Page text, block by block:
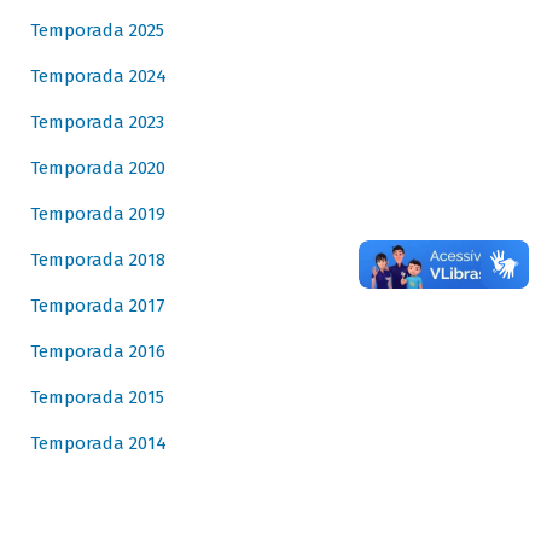
Temporada 2025
Temporada 2024
Temporada 2023
Temporada 2020
Temporada 2019
Temporada 2018
Temporada 2017
Temporada 2016
Temporada 2015
Temporada 2014